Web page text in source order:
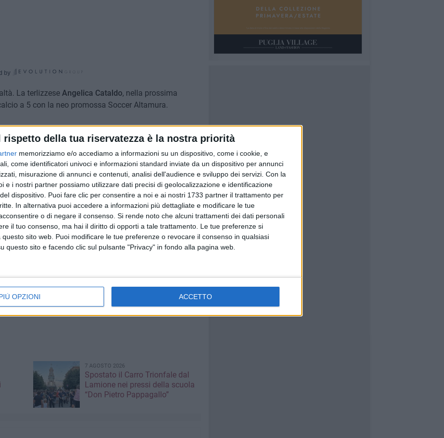
rispetto della tua riservatezza è la nostra priorità
memorizziamo e/o accediamo a informazioni su un dispositivo, come i cookie, e
come identificatori univoci e informazioni standard inviate da un dispositivo per annunci
misurazione di annunci e contenuti, analisi dell'audience e sviluppo dei servizi. Con la
e i nostri partner possiamo utilizzare dati precisi di geolocalizzazione e identificazione
dispositivo. Puoi fare clic per consentire a noi e ai nostri 1733 partner il trattamento per
In alternativa puoi accedere a informazioni più dettagliate e modificare le tue
o di negare il consenso. Si rende noto che alcuni trattamenti dei dati personali
il tuo consenso, ma hai il diritto di opporti a tale trattamento. Le tue preferenze si
sito web. Puoi modificare le tue preferenze o revocare il consenso in qualsiasi
questo sito e facendo clic sul pulsante "Privacy" in fondo alla pagina web.
OPZIONI ACCETTO
by
La terlizzeseAngelica Cataldo, nella prossima
a 5 con la neo promossa Soccer Altamura.
ad un pallone da futsal all'età di 12 anni. Era il 2018
nelle fila della Polisportiva Terlizzi e sotto
Tricarico, si innamorava del futsal.
con cui ha disputato due campionati under 19
25. Il 2025 è poi divenuto l'anno della svolta per la
a 5, pasta e focaccia. Ad aprile la convocazione
semifinale al Torneo delle Regioni di Calcio a 5 andato
la chiamata del Direttore Sportivo della Soccer
la serie A.
ha raccontato:
per la fiducia, mi disse che ero nei programmi
2025-26 debutterà in serie A di Calcio a 5, rimasi
scoppiavo in lacrime. Ci ho messo qualche minuto per
che ho inseguito da piccola con tanti sacrifici miei e
7 AGOSTO 2026
Spostato il Carro Trionfale dal
Lamione nei pressi della scuola
“Don Pietro Pappagallo”